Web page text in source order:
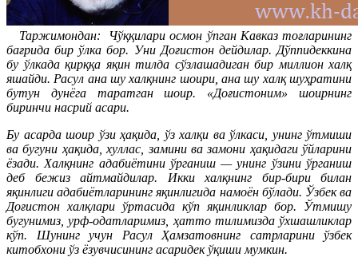
Таржимондан: Чўққилари осмон ўпган Кавказ тоғларининг
бағрида бир ўлка бор. Уни Доғистон дейдилар. Дўппидеккина
бу ўлкада қирққа яқин тилда сўзлашадиган бир миллион халқ
яшайди. Расул ана шу халқнинг шоири, ана шу халқ шуҳратини
бутун дунёга таратган шоир. «Доғистоним» шоирнинг
биринчи насрий асари.
Бу асарда шоир ўзи ҳақида, ўз халқи ва ўлкаси, унинг ўтмиши
ва бугуни ҳақида, хуллас, замини ва замони ҳақидаги ўйларини
ёзади. Халқнинг адабиётини ўрганиш — унинг ўзини ўрганиш
деб бежиз айтмайдилар. Икки халқнинг бир-бири билан
яқинлиги адабиётларининг яқинлигида намоён бўлади. Ўзбек ва
Доғистон халқлари ўртасида кўп яқинликлар бор. Ўтмишу
бугунимиз, урф-одатларимиз, ҳатто тилимизда ўхшашликлар
кўп. Шунинг учун Расул Ҳамзатовнинг сатрларини ўзбек
китобхони ўз ёзувчисининг асаридек ўқиши мумкин.